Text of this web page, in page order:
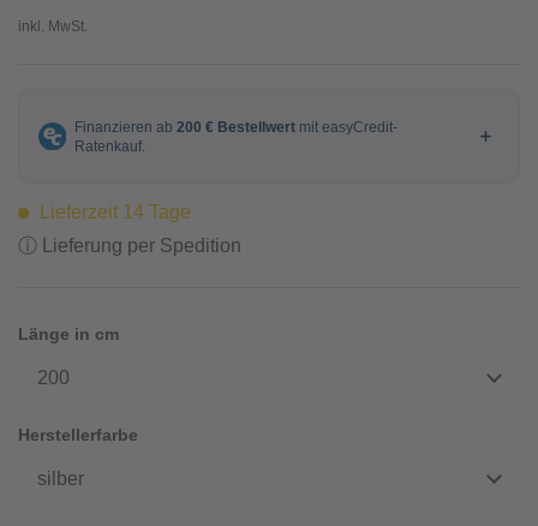
inkl. MwSt.
Lieferzeit 14 Tage
ⓘ Lieferung per Spedition
Länge in cm
200
Herstellerfarbe
silber